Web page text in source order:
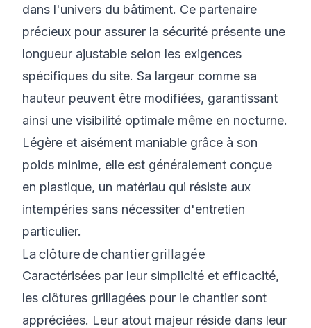
dans l'univers du bâtiment. Ce partenaire
précieux pour assurer la sécurité présente une
longueur ajustable selon les exigences
spécifiques du site. Sa largeur comme sa
hauteur peuvent être modifiées, garantissant
ainsi une visibilité optimale même en nocturne.
Légère et aisément maniable grâce à son
poids minime, elle est généralement conçue
en plastique, un matériau qui résiste aux
intempéries sans nécessiter d'entretien
particulier.
La clôture de chantier grillagée
Caractérisées par leur simplicité et efficacité,
les clôtures grillagées pour le chantier sont
appréciées. Leur atout majeur réside dans leur